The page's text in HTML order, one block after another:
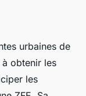
urbaines de
obtenir les
les